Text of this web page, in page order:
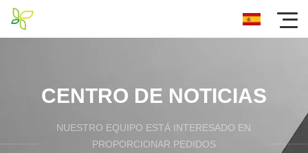
CENTRO DE NOTICIAS
NUESTRO EQUIPO ESTÁ INTERESADO EN
PROPORCIONAR PEDIDOS